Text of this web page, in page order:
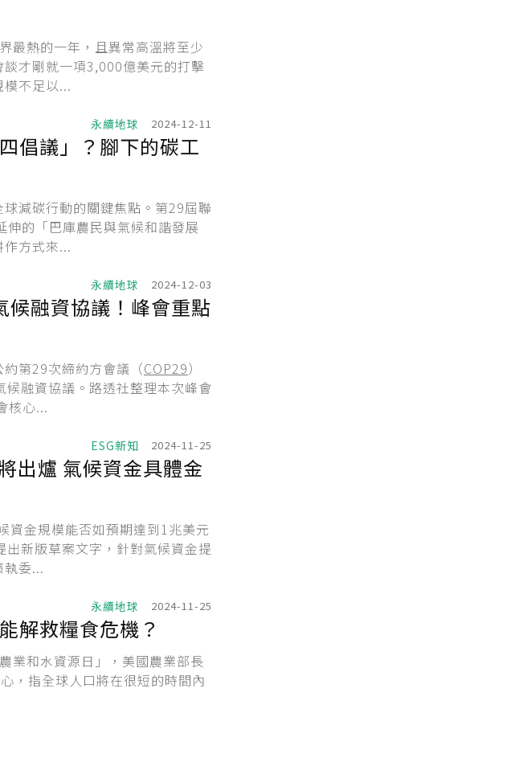
最熱的一年，且異常高溫將至少
才剛就一項3,000億美元的打擊
不足以...
永續地球 2024-12-11
倡議」？腳下的碳工
減碳行動的關鍵焦點。第29屆聯
伸的「巴庫農民與氣候和諧發展
方式來...
永續地球 2024-12-03
候融資協議！峰會重點
第29次締約方會議（COP29）
融資協議。路透社整理本次峰會
核心...
ESG新知 2024-11-25
出爐 氣候資金具體金
資金規模能否如預期達到1兆美元
新版草案文字，針對氣候資金提
執委...
永續地球 2024-11-25
解救糧食危機？
業和水資源日」，美國農業部長
，指全球人口將在很短的時間內